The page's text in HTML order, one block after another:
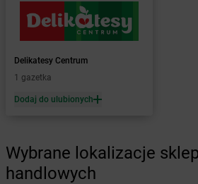
Bestwina
Żabka Bestwinka
Żabka Bezrzecze
Żabka BG1
Żabka Biała
Żabka
Biała Druga
Żabka
Biała Rawska
Żabka Białe Błota
Żabka Białka
Delikatesy Centrum
1 gazetka
Dodaj do ulubionych
Wybrane lokalizacje
handlowych